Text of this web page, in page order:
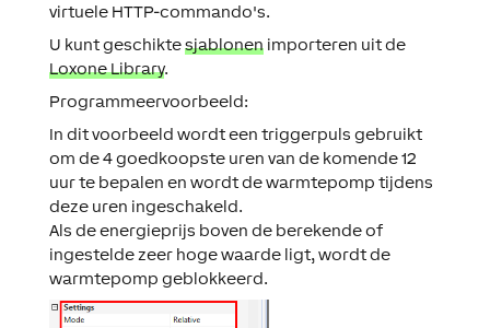
virtuele HTTP-commando's.
U kunt geschiktesjablonenimporteren uit de
Loxone Library.
Programmeervoorbeeld:
In dit voorbeeld wordt een triggerpuls gebruikt
om de 4 goedkoopste uren van de komende 12
uur te bepalen en wordt de warmtepomp tijdens
deze uren ingeschakeld.
Als de energieprijs boven de berekende of
ingestelde zeer hoge waarde ligt, wordt de
warmtepomp geblokkeerd.